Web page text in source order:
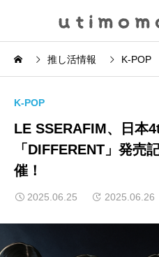
推し活情報 K-POP
K-POP
LE SSERAFIM、日本
「DIFFERENT」発売
催！
2025.06.25 2025.06.26